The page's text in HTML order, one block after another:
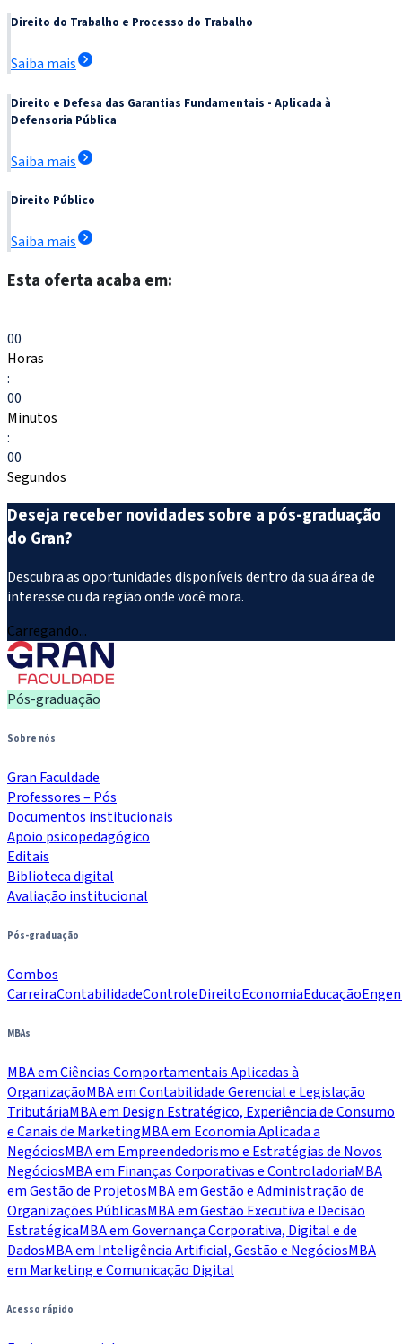
Direito do Trabalho e Processo do Trabalho
Saiba mais
Direito e Defesa das Garantias Fundamentais - Aplicada à
Defensoria Pública
Saiba mais
Direito Público
Saiba mais
Esta oferta acaba em:
00
Horas
:
00
Minutos
:
00
Segundos
Deseja receber novidades sobre a pós-graduação
do Gran?
Descubra as oportunidades disponíveis dentro da sua área de
interesse ou da região onde você mora.
Carregando...
Pós-graduação
Sobre nós
Gran Faculdade
Professores – Pós
Documentos institucionais
Apoio psicopedagógico
Editais
Biblioteca digital
Avaliação institucional
Pós-graduação
Combos
CarreiraContabilidadeControleDireitoEconomiaEducação
MBAs
MBA em Ciências Comportamentais Aplicadas à
OrganizaçãoMBA em Contabilidade Gerencial e Legislação
TributáriaMBA em Design Estratégico, Experiência de Consumo
e Canais de MarketingMBA em Economia Aplicada a
NegóciosMBA em Empreendedorismo e Estratégias de Novos
NegóciosMBA em Finanças Corporativas e ControladoriaMBA
em Gestão de ProjetosMBA em Gestão e Administração de
Organizações PúblicasMBA em Gestão Executiva e Decisão
EstratégicaMBA em Governança Corporativa, Digital e de
DadosMBA em Inteligência Artificial, Gestão e NegóciosMBA
em Marketing e Comunicação Digital
Acesso rápido